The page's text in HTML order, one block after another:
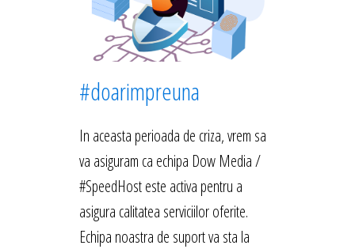
#doarimpreuna
In aceasta perioada de criza, vrem sa
va asiguram ca echipa Dow Media /
#SpeedHost este activa pentru a
asigura calitatea serviciilor oferite.
Echipa noastra de suport va sta la